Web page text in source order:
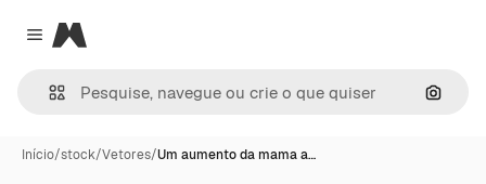
Close menu
Magnific
Início/stock/Vetores/Um aumento da mama a…